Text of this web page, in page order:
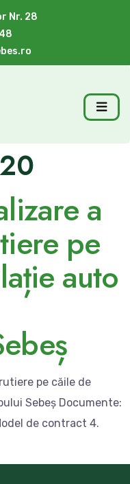
Nr. 28
a
pe
auto
pe căile de
Sebeș Documente:
de contract 4.